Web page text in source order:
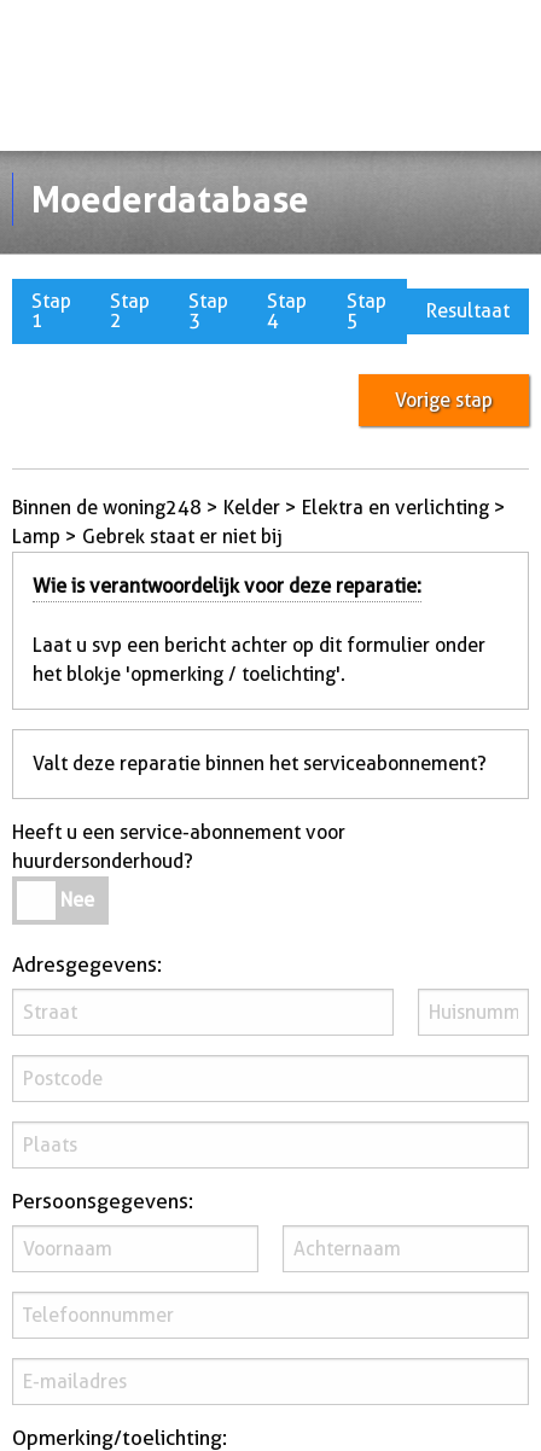
Moederdatabase
Stap
1
Stap
2
Stap
3
Stap
4
Stap
5
Resultaat
Vorige stap
Binnen de woning248 > Kelder > Elektra en verlichting >
Lamp > Gebrek staat er niet bij
Wie is verantwoordelijk voor deze reparatie:
Laat u svp een bericht achter op dit formulier onder
het blokje 'opmerking / toelichting'.
Valt deze reparatie binnen het serviceabonnement?
Heeft u een service-abonnement voor
huurdersonderhoud?
u
een
service-
voor
huurdersonderhoud
Nee
Adresgegevens:
Persoonsgegevens:
Opmerking/toelichting: